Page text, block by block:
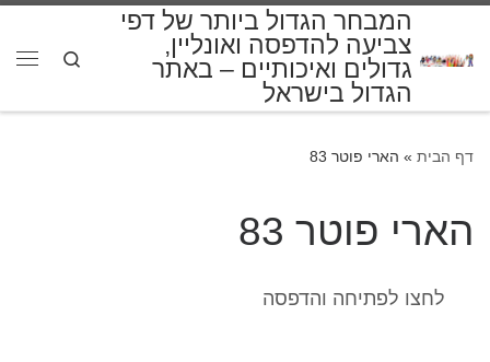
המבחר הגדול ביותר של דפי
צביעה להדפסה ואונליין,
גדולים ואיכותיים – באתר
הגדול בישראל
Search
דף הבית » הארי פוטר 83
הארי פוטר 83
לחצו לפתיחה והדפסה